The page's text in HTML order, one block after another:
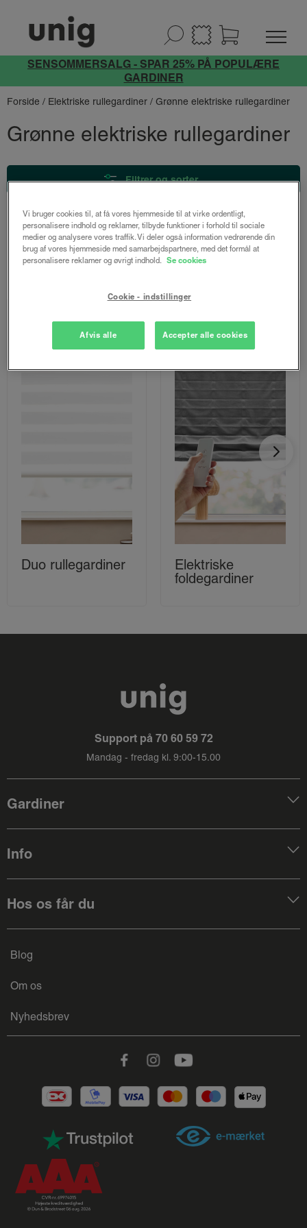
SENSOMMERSALG - SPAR 25% PÅ POPULÆRE
GARDINER
Forside / Elektriske rullegardiner / Grønne elektriske rullegardiner
Grønne elektriske rullegardiner
Filtrer og sorter
Udforsk vores andre gardiner
Duo rullegardiner
Elektriske
foldegardiner
Support på 70 60 59 72
Mandag - fredag kl. 9:00-15.00
Gardiner
Info
Hos os får du
Blog
Om os
Nyhedsbrev
FacebookInstagramYoutube
Vi bruger cookies til, at få vores hjemmeside til at virke ordentligt,
personalisere indhold og reklamer, tilbyde funktioner i forhold til sociale
medier og analysere vores traffik. Vi deler også information vedrørende din
brug af vores hjemmeside med samarbejdspartnere, med det formål at
personalisere reklamer og øvrigt indhold. Se cookies
Cookie - indstillinger
Afvis alle Accepter alle cookies